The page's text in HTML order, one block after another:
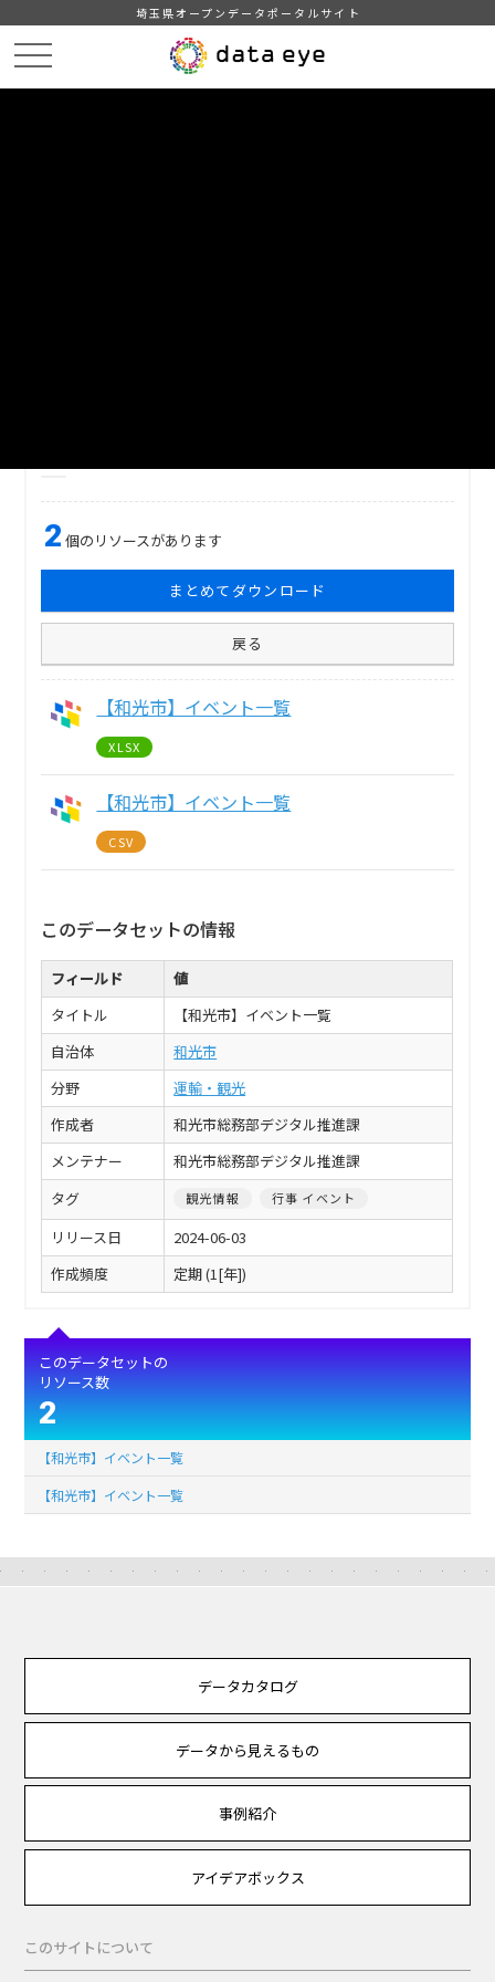
埼玉県オープンデータポータルサイト
2 個のリソースがあります
まとめてダウンロード
戻る
【和光市】イベント一覧
XLSX
【和光市】イベント一覧
CSV
このデータセットの情報
フィールド
値
タイトル
【和光市】イベント一覧
自治体
和光市
分野
運輸・観光
作成者
和光市総務部デジタル推進課
メンテナー
和光市総務部デジタル推進課
タグ
観光情報 行事 イベント
リリース日
2024-06-03
作成頻度
定期 (1[年])
このデータセットの
リソース数
2
【和光市】イベント一覧
【和光市】イベント一覧
データカタログ
データから見えるもの
事例紹介
アイデアボックス
このサイトについて